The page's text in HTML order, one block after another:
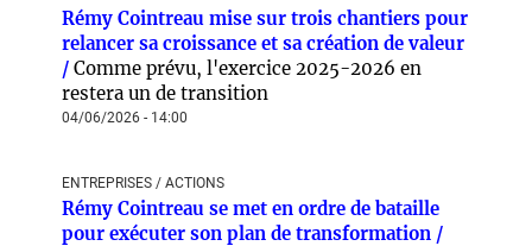
Rémy Cointreau mise sur trois chantiers pour
relancer sa croissance et sa création de valeur
/ Comme prévu, l'exercice 2025-2026 en
restera un de transition
04/06/2026 - 14:00
ENTREPRISES / ACTIONS
Rémy Cointreau se met en ordre de bataille
pour exécuter son plan de transformation /